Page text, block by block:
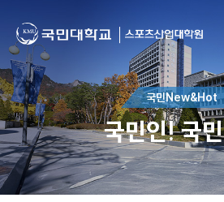
국민New&Hot
국민인! 국